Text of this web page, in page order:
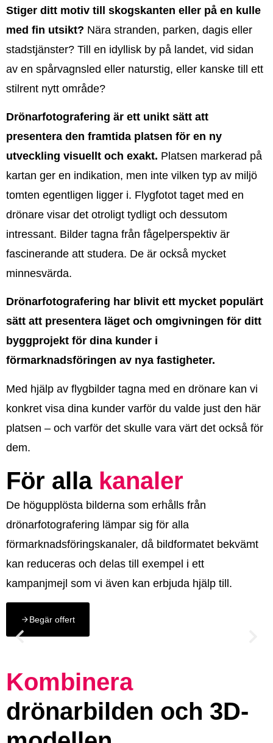
Stiger ditt motiv till skogskanten eller på en kulle
med fin utsikt? Nära stranden, parken, dagis eller
stadstjänster? Till en idyllisk by på landet, vid sidan
av en spårvagnsled eller naturstig, eller kanske till ett
stilrent nytt område?
Drönarfotografering är ett unikt sätt att
presentera den framtida platsen för en ny
utveckling visuellt och exakt. Platsen markerad på
kartan ger en indikation, men inte vilken typ av miljö
tomten egentligen ligger i. Flygfotot taget med en
drönare visar det otroligt tydligt och dessutom
intressant. Bilder tagna från fågelperspektiv är
fascinerande att studera. De är också mycket
minnesvärda.
Drönarfotografering har blivit ett mycket populärt
sätt att presentera läget och omgivningen för ditt
byggprojekt för dina kunder i
förmarknadsföringen av nya fastigheter.
Med hjälp av flygbilder tagna med en drönare kan vi
konkret visa dina kunder varför du valde just den här
platsen – och varför det skulle vara värt det också för
dem.
För alla kanaler
De högupplösta bilderna som erhålls från
drönarfotografering lämpar sig för alla
förmarknadsföringskanaler, då bildformatet bekvämt
kan reduceras och delas till exempel i ett
kampanjmejl som vi även kan erbjuda hjälp till.
Begär offert
Kombinera
drönarbilden och 3D-